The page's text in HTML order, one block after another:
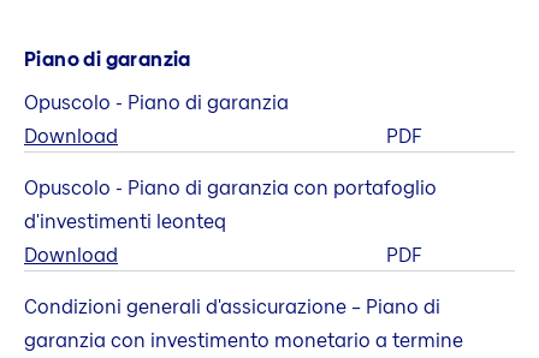
Piano di garanzia
Opuscolo - Piano di garanzia
Download
PDF
Opuscolo - Piano di garanzia con portafoglio
d'investimenti leonteq
Download
PDF
Condizioni generali d'assicurazione – Piano di
garanzia con investimento monetario a termine